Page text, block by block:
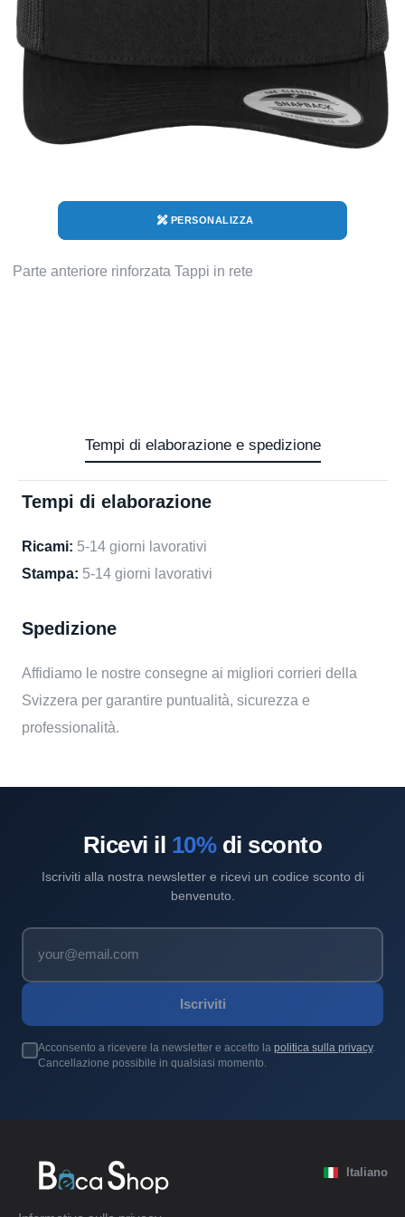
PERSONALIZZA
Parte anteriore rinforzata Tappi in rete
Tempi di elaborazione e spedizione
Tempi di elaborazione
Ricami: 5-14 giorni lavorativi
Stampa: 5-14 giorni lavorativi
Spedizione
Affidiamo le nostre consegne ai migliori corrieri della
Svizzera per garantire puntualità, sicurezza e
professionalità.
Ricevi il 10%di sconto
Iscriviti alla nostra newsletter e ricevi un codice sconto di
benvenuto.
Iscriviti
Acconsento a ricevere la newsletter e accetto la politica sulla privacy.
Cancellazione possibile in qualsiasi momento.
Italiano